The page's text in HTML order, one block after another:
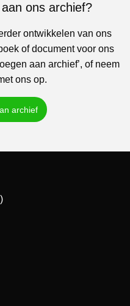
ons archief?
ontwikkelen van ons
of document voor ons
aan archief’, of neem
ons op.
archief